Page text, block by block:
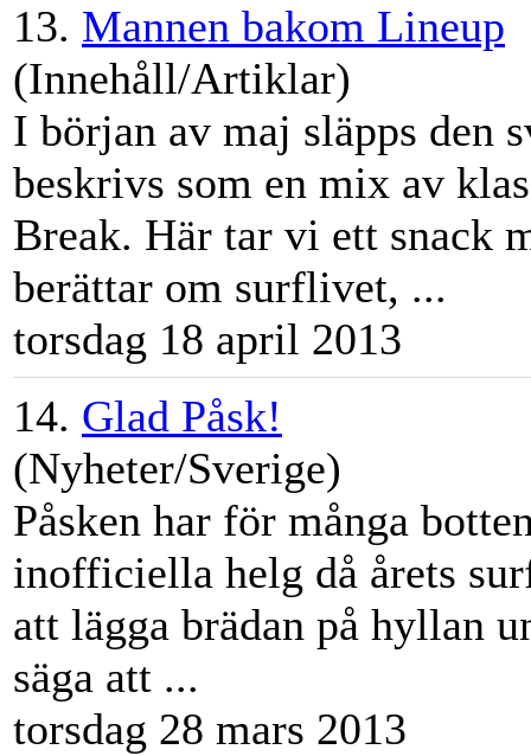
13. Mannen bakom Lineup
(Innehåll/Artiklar)
I början av maj släpps den
beskrivs som en mix av
Break. Här tar vi ett snack
berättar om surflivet, ...
torsdag 18 april 2013
14. Glad Påsk!
(Nyheter/Sverige)
Påsken har för många
inofficiella helg då årets
att lägga brädan på hyllan
säga att ...
torsdag 28 mars 2013